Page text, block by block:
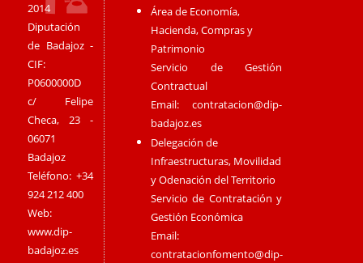
2014
Diputación
de Badajoz -
CIF:
P0600000D
c/ Felipe
Checa, 23 -
06071
Badajoz
Teléfono: +34
924 212 400
Web:
www.dip-
badajoz.es
Área de Economía,
Hacienda, Compras y
Patrimonio
Servicio de Gestión
Contractual
Email:contratacion@dip-
badajoz.es
Delegación de
Infraestructuras, Movilidad
y Odenación del Territorio
Servicio de Contratación y
Gestión Económica
Email:
contratacionfomento@dip-